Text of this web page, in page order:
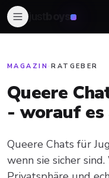
boys
MAGAZIN ·RATGEBER
Queere
- worauf
Queere Chats für
wenn sie sicher